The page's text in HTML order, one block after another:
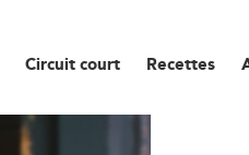
Circuit court Recettes